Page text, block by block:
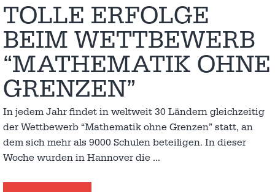
TOLLE ERFOLGE
BEIM WETTBEWERB
“MATHEMATIK OHNE
GRENZEN”
In jedem Jahr findet in weltweit 30 Ländern gleichzeitig
der Wettbewerb “Mathematik ohne Grenzen” statt, an
dem sich mehr als 9000 Schulen beteiligen. In dieser
Woche wurden in Hannover die …